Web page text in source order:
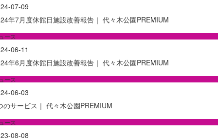
07-09
年7月度休館日施設改善報告｜ 代々木公園PREMIUM
ース
06-11
年6月度休館日施設改善報告｜ 代々木公園PREMIUM
ース
06-03
のサービス｜ 代々木公園PREMIUM
ース
08-08